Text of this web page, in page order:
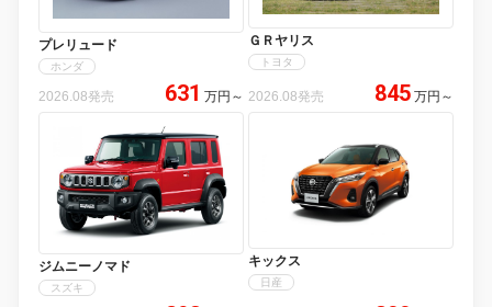
プレリュード
ホンダ
2026.08発売 631 万円 ～
ＧＲヤリス
トヨタ
2026.08発売 845 万円 ～
ジムニーノマド
スズキ
キックス
日産